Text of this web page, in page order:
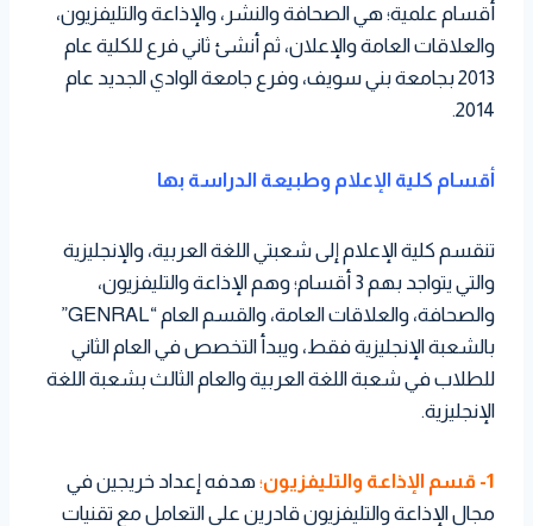
أقسام علمية؛ هي الصحافة والنشر، والإذاعة والتليفزيون،
والعلاقات العامة والإعلان، ثم أنشئ ثاني فرع للكلية عام
2013 بجامعة بني سويف، وفرع جامعة الوادي الجديد عام
2014.
أقسام كلية الإعلام وطبيعة الدراسة بها
تنقسم كلية الإعلام إلى شعبتي اللغة العربية، والإنجليزية
والتي يتواجد بهم 3 أقسام؛ وهم الإذاعة والتليفزيون،
والصحافة، والعلاقات العامة، والقسم العام “GENRAL”
بالشعبة الإنجليزية فقط، ويبدأ التخصص في العام الثاني
للطلاب في شعبة اللغة العربية والعام الثالث بشعبة اللغة
الإنجليزية.
1- قسم الإذاعة والتليفزيون ؛هدفه إعداد خريجين في
مجال الإذاعة والتليفزيون قادرين على التعامل مع تقنيات